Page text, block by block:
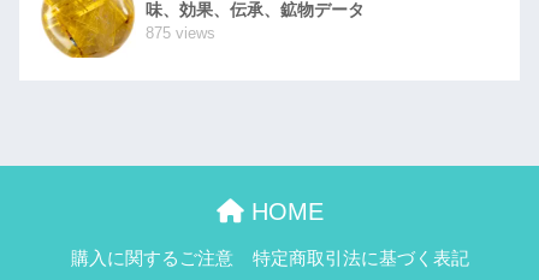
味、効果、伝承、鉱物データ
875 views
HOME
購入に関するご注意 特定商取引法に基づく表記